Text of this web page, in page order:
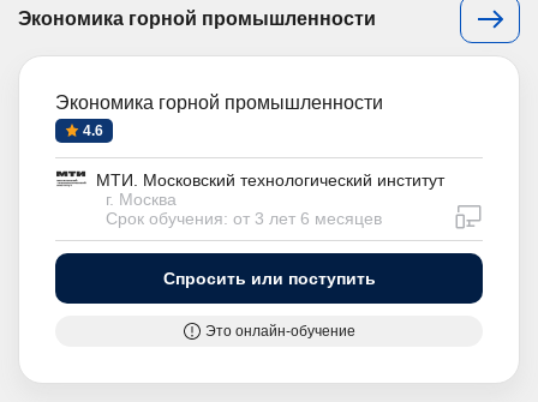
Экономика горной промышленности
Экономика горной промышленности
4.6
МТИ. Московский технологический институт
г. Москва
Срок обучения: от 3 лет 6 месяцев
Спросить или поступить
Это онлайн-обучение